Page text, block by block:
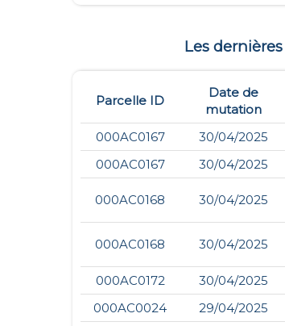
Les
Parcelle ID
Date de
mutation
000AC0167
30/04/2025
000AC0167
30/04/2025
000AC0168 30/04/2025
000AC0168 30/04/2025
000AC0172 30/04/2025
000AC0024
29/04/2025